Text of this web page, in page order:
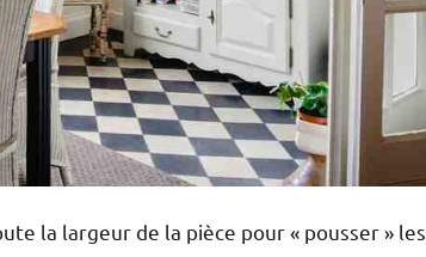
la largeur de la pièce pour « pousser » les